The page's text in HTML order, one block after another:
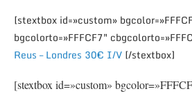
[stextbox id=»custom»
bgcolorto=»FFFCF7″
Reus – Londres 30€ I/V [/stextbox]
[stextbox id=»custom»